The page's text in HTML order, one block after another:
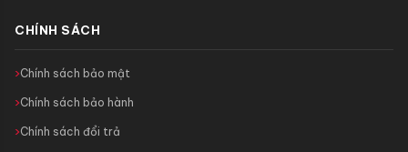
CHÍNH SÁCH
Chính sách bảo mật
Chính sách bảo hành
Chính sách đổi trả